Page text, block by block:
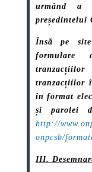
urmând a
președintelui
Însă pe
formulare
tranzacțiilor
în format
și parolei
http://
onpcsb/
III.